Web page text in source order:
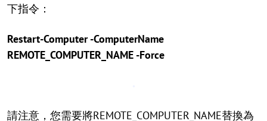
下指令：
Restart-Computer -ComputerName
REMOTE_COMPUTER_NAME -Force
請注意，您需要將REMOTE_COMPUTER_NAME替換為